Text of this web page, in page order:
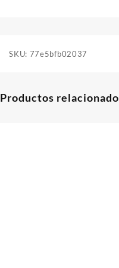
SKU: 77e5bfb02037
Productos